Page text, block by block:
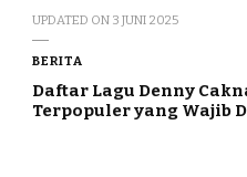
UPDATED ON 3 JUNI 2025
BERITA
Daftar Lagu Denny
Terpopuler yang Wajib